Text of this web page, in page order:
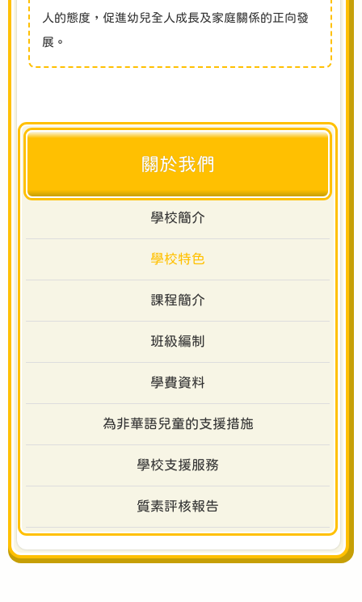
人的態度，促進幼兒全人成長及家庭關係的正向發
展。
關於我們
學校簡介
學校特色
課程簡介
班級編制
學費資料
為非華語兒童的支援措施
學校支援服務
質素評核報告